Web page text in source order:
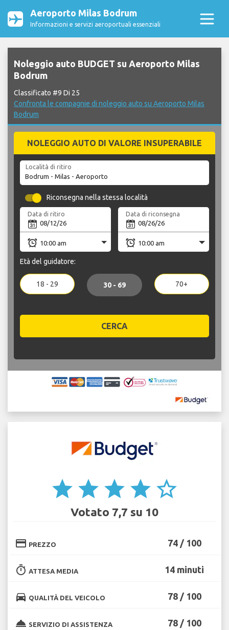
Aeroporto Milas Bodrum
Informazioni e servizi aeroportuali essenziali
Noleggio auto BUDGET su Aeroporto Milas
Bodrum
Classificato #9 Di 25
Confronta le compagnie di noleggio auto su Aeroporto Milas
Bodrum
NOLEGGIO AUTO DI VALORE INSUPERABILE
Località di ritiro
Riconsegna nella stessa località
Data di ritiro Data di riconsegna
Età del guidatore:
18 - 29 30 - 69 70+
CERCA
star star star star star_border
Votato 7,7 su 10
credit_card PREZZO 74 / 100
timer ATTESA MEDIA 14 minuti
directions_car QUALITÀ DEL VEICOLO 78 / 100
room_service SERVIZIO DI ASSISTENZA 78 / 100